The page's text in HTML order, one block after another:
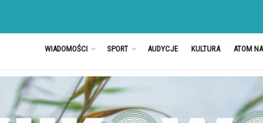
WIADOMOŚCI SPORT AUDYCJE KULTURA ATOM